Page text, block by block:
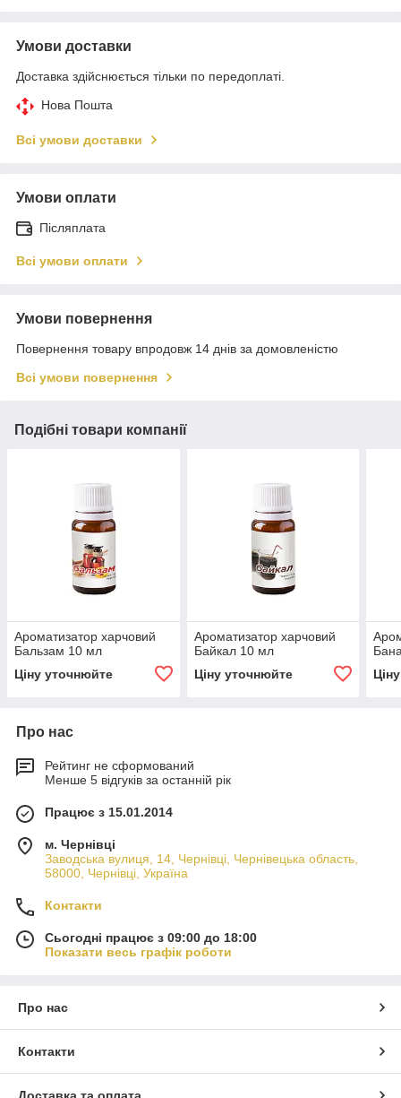
Умови доставки
Доставка здійснюється тільки по передоплаті.
Нова Пошта
Всі умови доставки
Умови оплати
Післяплата
Всі умови оплати
Умови повернення
Повернення товару впродовж 14 днів за домовленістю
Всі умови повернення
Подібні товари компанії
Ароматизатор харчовий
Бальзам 10 мл
Ціну уточнюйте
Ароматизатор харчовий
Байкал 10 мл
Ціну уточнюйте
Про нас
Рейтинг не сформований
Менше 5 відгуків за останній рік
Працює з 15.01.2014
м. Чернівці
Заводська вулиця, 14, Чернівці, Чернівецька область,
58000, Чернівці, Україна
Контакти
Сьогодні працює з 09:00 до 18:00
Показати весь графік роботи
Про нас
Контакти